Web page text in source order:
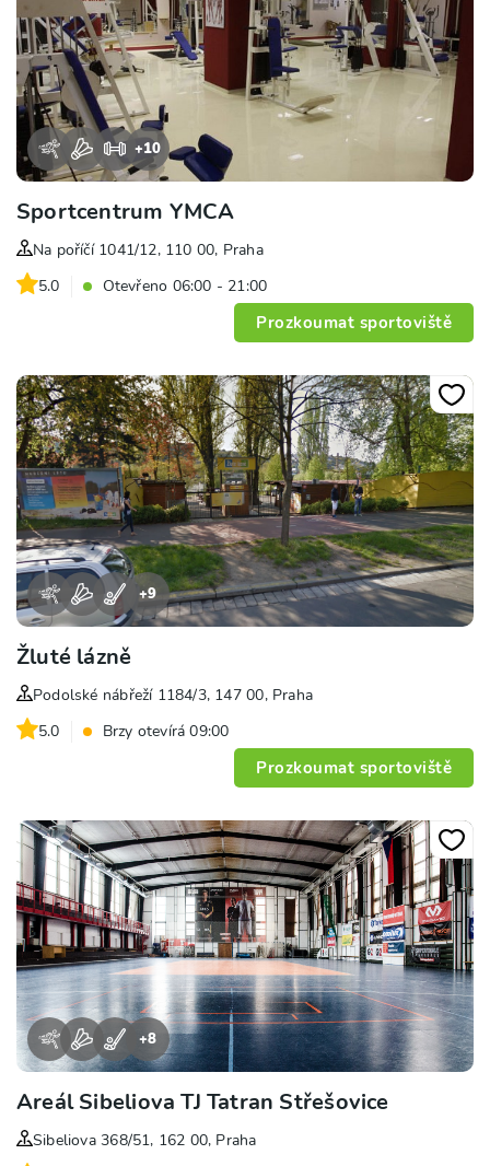
+10
Sportcentrum YMCA
Na poříčí 1041/12, 110 00, Praha
5.0
Otevřeno 06:00 - 21:00
Prozkoumat sportoviště
+9
Žluté lázně
Podolské nábřeží 1184/3, 147 00, Praha
5.0
Brzy otevírá 09:00
Prozkoumat sportoviště
+8
Areál Sibeliova TJ Tatran Střešovice
Sibeliova 368/51, 162 00, Praha